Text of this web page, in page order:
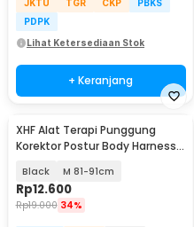
JKTU
TGR CKP
PBKS
PDPK
Lihat Ketersediaan Stok
+ Keranjang
XHF Alat Terapi Punggung
Korektor Postur Body Harness
Black M 81-91cm
Rp12.600
Rp19.000 34%